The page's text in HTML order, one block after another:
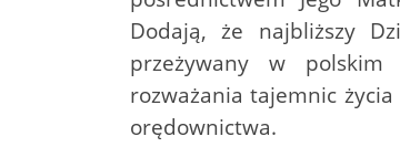
Dodają, że najbliższy
przeżywany w
rozważania tajemnic
orędownictwa.